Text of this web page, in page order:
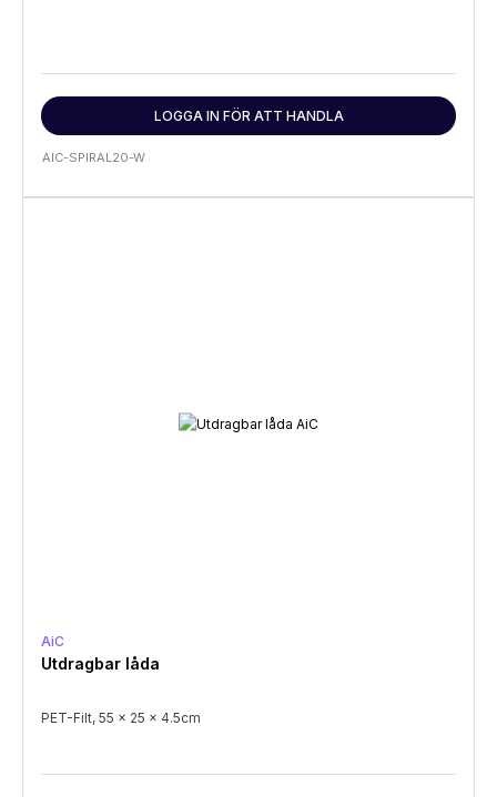
LOGGA IN FÖR ATT HANDLA
AIC-SPIRAL20-W
AiC
Utdragbar låda
PET-Filt, 55 x 25 x 4.5cm